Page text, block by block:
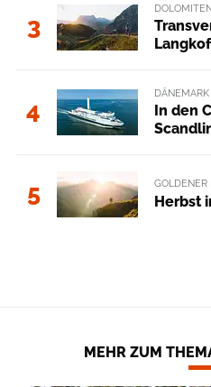
3
4
In den
5 GOLDENER
Herbst
MEHR ZUM